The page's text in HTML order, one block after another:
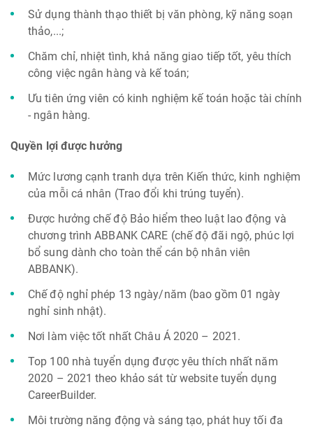
Sử dụng thành thạo thiết bị văn phòng, kỹ năng soạn
thảo,...;
Chăm chỉ, nhiệt tình, khả năng giao tiếp tốt, yêu thích
công việc ngân hàng và kế toán;
Ưu tiên ứng viên có kinh nghiệm kế toán hoặc tài chính
- ngân hàng.
Quyền lợi được hưởng
Mức lương cạnh tranh dựa trên Kiến thức, kinh nghiệm
của mỗi cá nhân (Trao đổi khi trúng tuyển).
Được hưởng chế độ Bảo hiểm theo luật lao động và
chương trình ABBANK CARE (chế độ đãi ngộ, phúc lợi
bổ sung dành cho toàn thể cán bộ nhân viên
ABBANK).
Chế độ nghỉ phép 13 ngày/năm (bao gồm 01 ngày
nghỉ sinh nhật).
Nơi làm việc tốt nhất Châu Á 2020 – 2021.
Top 100 nhà tuyển dụng được yêu thích nhất năm
2020 – 2021 theo khảo sát từ website tuyển dụng
CareerBuilder.
Môi trường năng động và sáng tạo, phát huy tối đa